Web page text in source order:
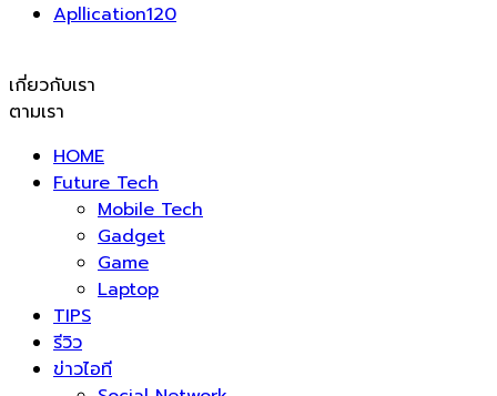
Apllication120
เกี่ยวกับเรา
ตามเรา
HOME
Future Tech
Mobile Tech
Gadget
Game
Laptop
TIPS
รีวิว
ข่าวไอที